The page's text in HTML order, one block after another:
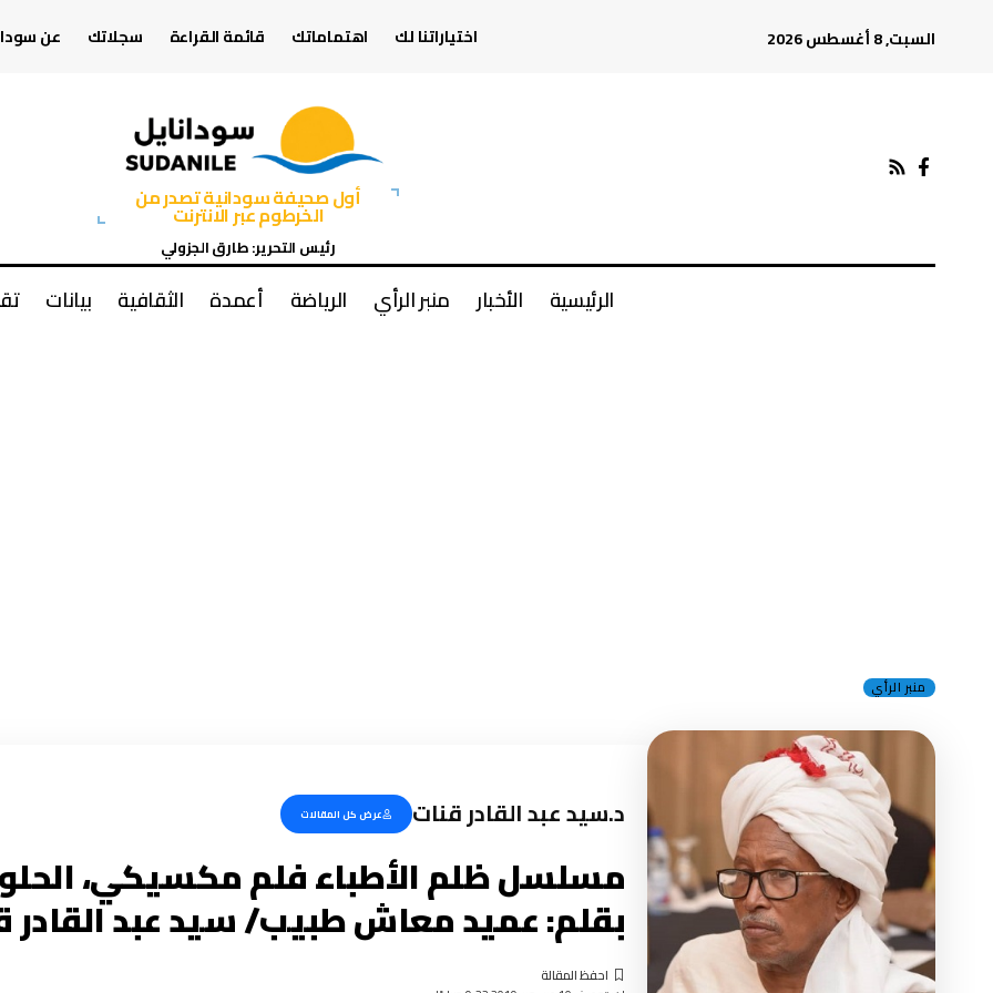
السبت, 8 أغسطس 2026 اختياراتنا لك اهتماماتك قائمة القراءة سجلاتك عن
أول صحيفة سودانية تصدر من
الخرطوم عبر الانترنت
رئيس التحرير: طارق الجزولي
الرئيسية الأخبار منبر الرأي الرياضة أعمدة الثقافية بيانات
منبر الرأي
د.سيد عبد القادر قنات عرض كل المقالات
مسلسل ظلم الأطباء فلم مكسيكي،
بقلم: عميد معاش طبيب/ سيد عبد القادر